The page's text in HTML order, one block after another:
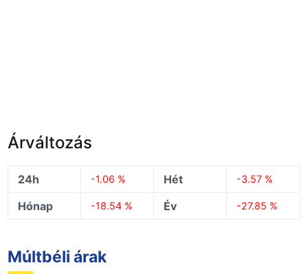
Árváltozás
24h -1.06 % Hét -3.57 %
Hónap -18.54 % Év -27.85 %
Múltbéli árak